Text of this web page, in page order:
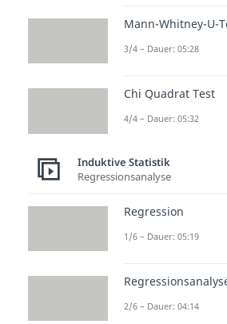
Logistische
Im Gegensatz zur
sagst du bei der
Regression nicht
des Kriteriums
dass eine Person
andere Kategorie
So könntest du
wahrscheinlich es
Person mit einem
Mann-Whitney-U-
3/4 – Dauer: 05:28
Chi Quadrat Test
4/4 – Dauer: 05:32
Induktive Statistik
Regressionsanalyse
Regression
1/6 – Dauer: 05:19
2/6 – Dauer: 04:14